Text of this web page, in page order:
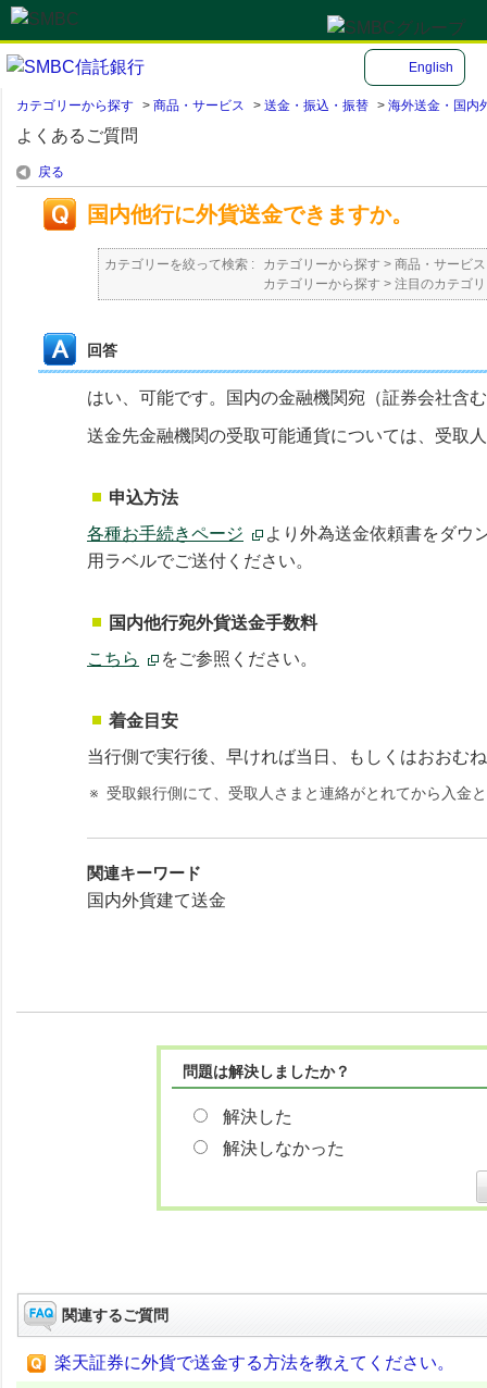
English
カテゴリーから探す > 商品・サービス > 送金・振込・振替 > 海外送金・国内
よくあるご質問
戻る
国内他行に外貨送金できますか。
カテゴリーを絞って検索 : カテゴリーから探す > 商品・サービス
カテゴリーから探す > 注目のカテゴ
回答
はい、可能です。国内の金融機関宛（証券会社含
送金先金融機関の受取可能通貨については、受取
申込方法
各種お手続きページ
より外為送金依頼書をダウ
用ラベルでご送付ください。
国内他行宛外貨送金手数料
こちら
をご参照ください。
着金目安
当行側で実行後、早ければ当日、もしくはおおむ
※ 受取銀行側にて、受取人さまと連絡がとれてから入金
関連キーワード
国内外貨建て送金
問題は解決しましたか？
解決した
解決しなかった
関連するご質問
楽天証券に外貨で送金する方法を教えてください。